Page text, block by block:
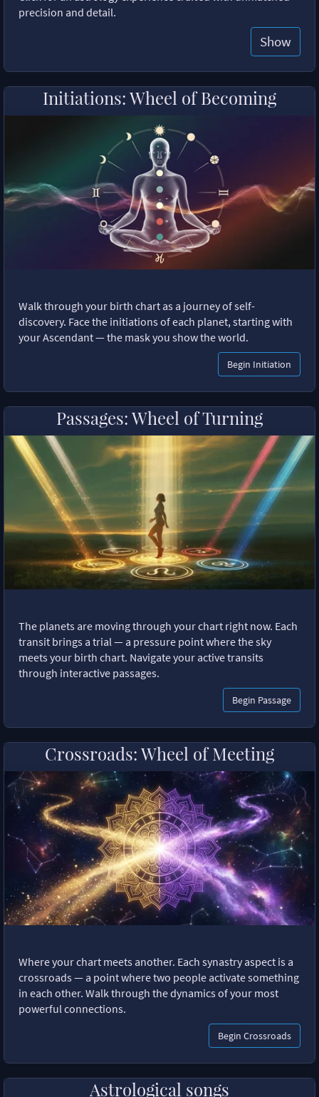
precision and detail.
Show
Initiations: Wheel of Becoming
Walk through your birth chart as a journey of self-
discovery. Face the initiations of each planet, starting with
your Ascendant — the mask you show the world.
Begin Initiation
Passages: Wheel of Turning
The planets are moving through your chart right now. Each
transit brings a trial — a pressure point where the sky
meets your birth chart. Navigate your active transits
through interactive passages.
Begin Passage
Crossroads: Wheel of Meeting
Where your chart meets another. Each synastry aspect is a
crossroads — a point where two people activate something
in each other. Walk through the dynamics of your most
powerful connections.
Begin Crossroads
Astrological songs